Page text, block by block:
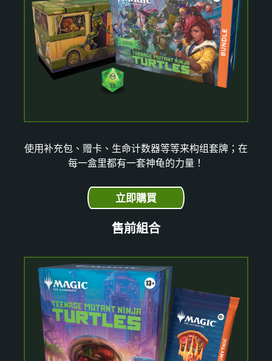
使用补充包、赠卡、生命计数器等等来构组套牌；在
每一盒里都有一套神龟的力量！
立即購買
售前組合